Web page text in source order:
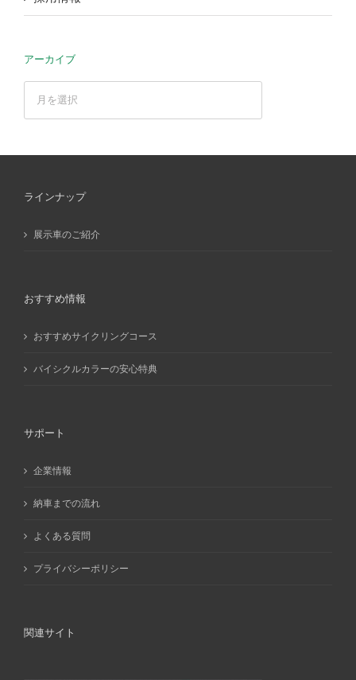
アーカイブ
ラインナップ
展示車のご紹介
おすすめ情報
おすすめサイクリングコース
バイシクルカラーの安心特典
サポート
企業情報
納車までの流れ
よくある質問
プライバシーポリシー
関連サイト